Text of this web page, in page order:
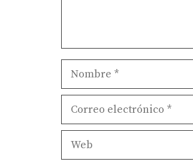
Nombre
Correo
Web